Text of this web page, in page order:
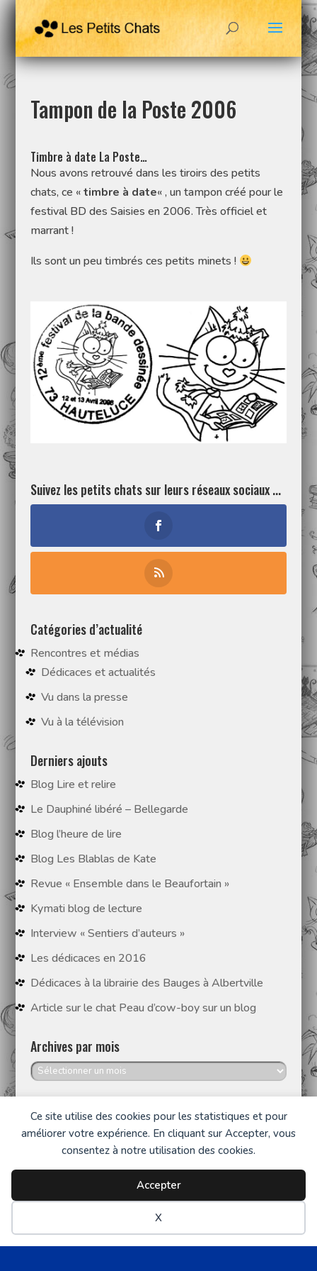
Ce site utilise des cookies pour les statistiques et pour
améliorer votre expérience. En cliquant sur Accepter, vous
consentez à notre utilisation des cookies.
Accepter
X
Tampon de la Poste 2006
Timbre à date La Poste…
Nous avons retrouvé dans les tiroirs des petits
chats, ce «timbre à date« , un tampon créé pour le
festival BD des Saisies en 2006. Très officiel et
marrant !
Ils sont un peu timbrés ces petits minets !
Suivez les petits chats sur leurs réseaux sociaux ...
Catégories d’actualité
Rencontres et médias
Dédicaces et actualités
Vu dans la presse
Vu à la télévision
Derniers ajouts
Blog Lire et relire
Le Dauphiné libéré – Bellegarde
Blog l’heure de lire
Blog Les Blablas de Kate
Revue « Ensemble dans le Beaufortain »
Kymati blog de lecture
Interview « Sentiers d’auteurs »
Les dédicaces en 2016
Dédicaces à la librairie des Bauges à Albertville
Article sur le chat Peau d’cow-boy sur un blog
Archives par mois
Archives
Copyright © 2003 - 2026 - Balivernes Editions •
Tous droits réservés •Plan du site
légales•